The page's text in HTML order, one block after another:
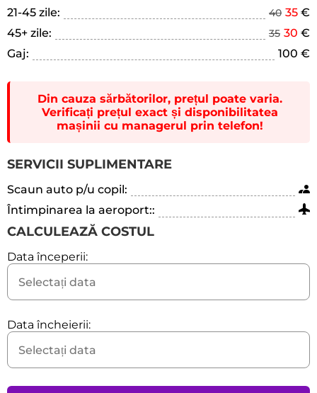
21-45 zile:
40 35 €
45+ zile:
35 30 €
Gaj:
100 €
Din cauza sărbătorilor, prețul poate varia.
Verificați prețul exact și disponibilitatea
mașinii cu managerul prin telefon!
SERVICII SUPLIMENTARE
Scaun auto p/u copil:
Întimpinarea la aeroport::
CALCULEAZĂ COSTUL
Data începerii:
Data încheierii: